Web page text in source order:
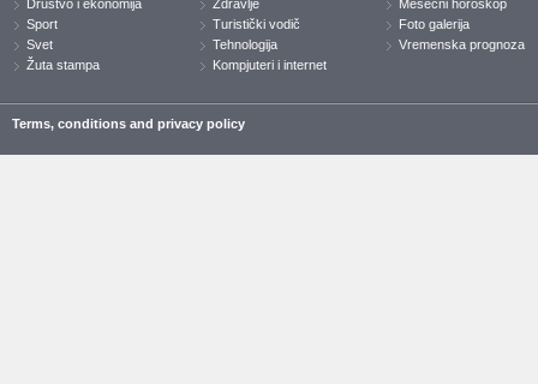
Društvo i ekonomija
Sport
Svet
Žuta stampa
Zdravlje
Turistički vodič
Tehnologija
Kompjuteri i internet
Mesečni horoskop
Foto galerija
Vremenska prognoza
Terms, conditions and privacy policy